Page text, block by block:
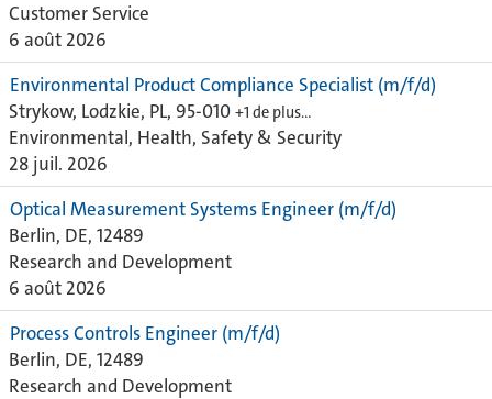
Customer Service
6 août 2026
Environmental Product Compliance Specialist (m/f/d)
Strykow, Lodzkie, PL, 95-010 +1 de plus…
Environmental, Health, Safety & Security
28 juil. 2026
Optical Measurement Systems Engineer (m/f/d)
Berlin, DE, 12489
Research and Development
6 août 2026
Process Controls Engineer (m/f/d)
Berlin, DE, 12489
Research and Development